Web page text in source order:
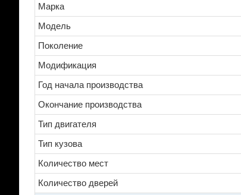
Марка
Модель
Поколение
Модификация
Год начала производства
Окончание производства
Тип двигателя
Тип кузова
Количество мест
Количество дверей